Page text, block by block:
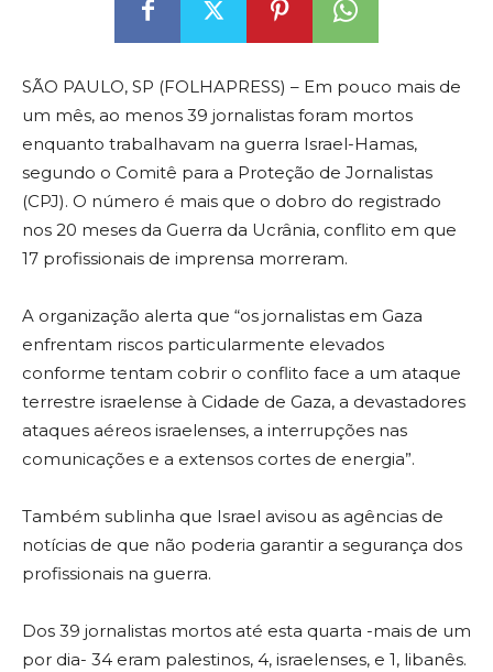
SÃO PAULO, SP (FOLHAPRESS) – Em pouco mais de
um mês, ao menos 39 jornalistas foram mortos
enquanto trabalhavam na guerra Israel-Hamas,
segundo o Comitê para a Proteção de Jornalistas
(CPJ). O número é mais que o dobro do registrado
nos 20 meses da Guerra da Ucrânia, conflito em que
17 profissionais de imprensa morreram.
A organização alerta que “os jornalistas em Gaza
enfrentam riscos particularmente elevados
conforme tentam cobrir o conflito face a um ataque
terrestre israelense à Cidade de Gaza, a devastadores
ataques aéreos israelenses, a interrupções nas
comunicações e a extensos cortes de energia”.
Também sublinha que Israel avisou as agências de
notícias de que não poderia garantir a segurança dos
profissionais na guerra.
Dos 39 jornalistas mortos até esta quarta -mais de um
por dia- 34 eram palestinos, 4, israelenses, e 1, libanês.